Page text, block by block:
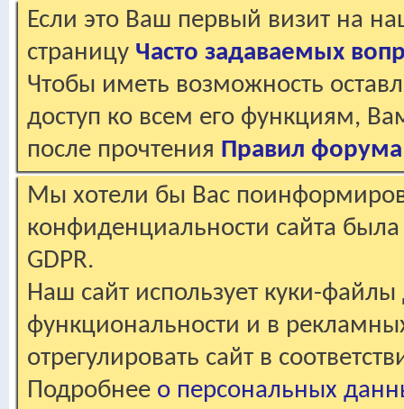
Если это Ваш первый визит на
страницу Часто задаваемых
Чтобы иметь возможность
доступ ко всем его функциям,
после прочтения Правил форума
Мы хотели бы Вас
конфиденциальности сайта
GDPR.
Наш сайт использует куки-файлы
функциональности и в
отрегулировать сайт в
Подробнее о персональных